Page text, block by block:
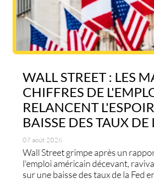
WALL STREET : LES
CHIFFRES DE
RELANCENT
BAISSE DES TAUX DE
07 août 2026
Wall Street grimpe après un
l'emploi américain décevant,
sur une baisse des taux de la Fed